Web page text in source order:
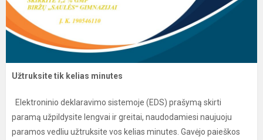
Užtruksite tik kelias minutes
Elektroninio deklaravimo sistemoje (EDS) prašymą skirti
paramą užpildysite lengvai ir greitai, naudodamiesi naujuoju
paramos vedliu užtruksite vos kelias minutes. Gavėjo paieškos